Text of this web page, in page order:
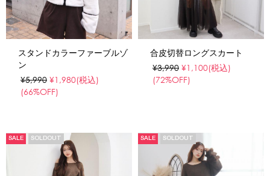
スタンドカラーファーブルゾ
ン
¥5,990 ¥1,980(税込)
(66%OFF)
合皮切替ロングスカート
¥3,990 ¥1,100(税込)
(72%OFF)
SALE SOLDOUT SALE SOLDOUT